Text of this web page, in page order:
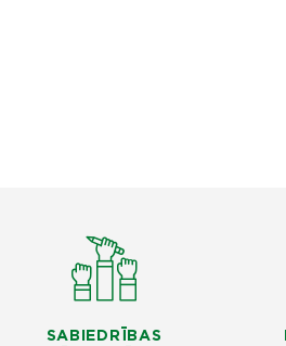
SABIEDRĪBAS